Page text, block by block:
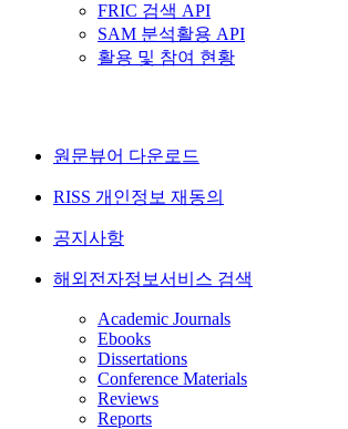
FRIC 검색 API
SAM 분석활용 API
활용 및 참여 현황
원문뷰어 다운로드
RISS 개인정보 재동의
공지사항
해외전자정보서비스 검색
Academic Journals
Ebooks
Dissertations
Conference Materials
Reviews
Reports